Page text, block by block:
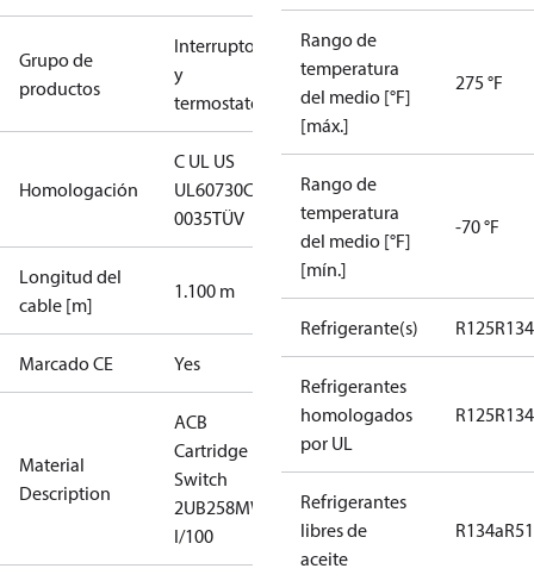
Grupo de
productos
Interruptores
y
termostatos
Homologación
C UL US
UL60730CE
0035TÜV
Longitud del
cable [m]
1.100 m
Marcado CE Yes
Material
Description
ACB
Cartridge
Switch
2UB258MW
I/100
Rango de
temperatura
del medio [°F]
[máx.]
275 °F
Rango de
temperatura
del medio [°F]
[mín.]
-70 °F
Refrigerante(s) R125
Refrigerantes
homologados
por UL
R125
Refrigerantes
libres de
aceite
R134a